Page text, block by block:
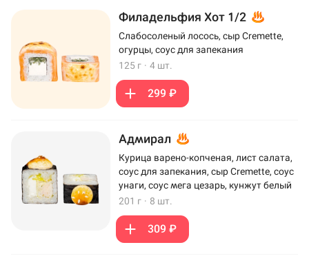
Филадельфия Хот 1/2
Слабосоленый лосось, сыр Cremette,
огурцы, соус для запекания
125 г · 4 шт.
299 ₽
Адмирал
Курица варено-копченая, лист салата,
соус для запекания, сыр Cremette, соус
унаги, соус мега цезарь, кунжут белый
201 г · 8 шт.
309 ₽